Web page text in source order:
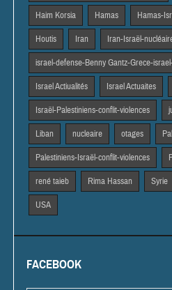
Haim Korsia Hamas Hamas-
Houtis Iran Iran-Israël-
israel-defense-Benny Gantz-Grece-
Israel Actiualités Israel Actuaites
Israël-Palestiniens-conflit-violences
Liban nucleaire otages
Palestiniens-Israël-conflit-violences
rené taieb Rima Hassan Syrie
USA
FACEBOOK